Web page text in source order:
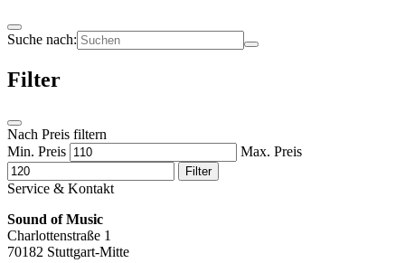
Suche nach:
Filter
Nach Preis filtern
Min. Preis
Max. Preis
Filter
Service & Kontakt
Sound of Music
Charlottenstraße 1
70182 Stuttgart-Mitte